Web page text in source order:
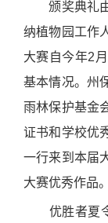
颁奖典礼
纳植物园工作
大赛自今年2
基本情况。州
雨林保护基金
证书和学校优
一行来到本届
大赛优秀作品。
优胜者夏